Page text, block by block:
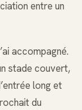
entre un
accompagné.
stade couvert,
long et
du